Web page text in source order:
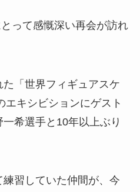
って感慨深い再会が訪れ
「世界フィギュアスケ
エキシビションにゲスト
希選手と10年以上ぶり
習していた仲間が、今